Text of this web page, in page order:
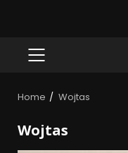
Home Wojtas
Wojtas